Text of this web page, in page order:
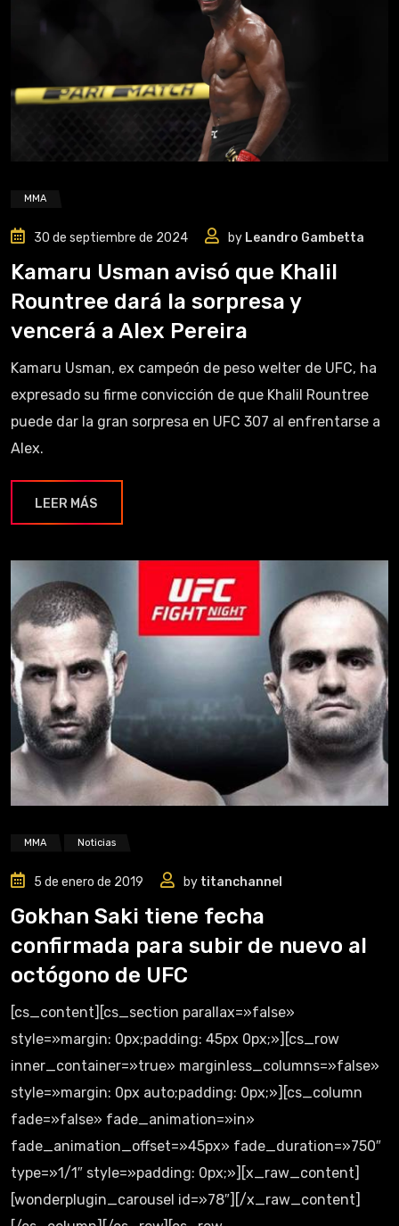
MMA
30 de septiembre de 2024 by Leandro Gambetta
Kamaru Usman avisó que Khalil
Rountree dará la sorpresa y
vencerá a Alex Pereira
Kamaru Usman, ex campeón de peso welter de UFC, ha
expresado su firme convicción de que Khalil Rountree
puede dar la gran sorpresa en UFC 307 al enfrentarse a
Alex.
LEER MÁS
MMA Noticias
5 de enero de 2019 by titanchannel
Gokhan Saki tiene fecha
confirmada para subir de nuevo al
octógono de UFC
[cs_content][cs_section parallax=»false»
style=»margin: 0px;padding: 45px 0px;»][cs_row
inner_container=»true» marginless_columns=»false»
style=»margin: 0px auto;padding: 0px;»][cs_column
fade=»false» fade_animation=»in»
fade_animation_offset=»45px» fade_duration=»750″
type=»1/1″ style=»padding: 0px;»][x_raw_content]
[wonderplugin_carousel id=»78″][/x_raw_content]